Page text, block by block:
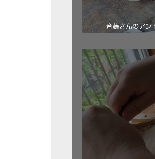
斉藤さんのア